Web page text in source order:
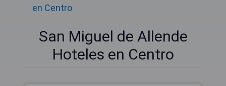
en Centro
San Miguel de Allende
Hoteles en Centro